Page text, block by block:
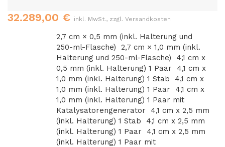
32.289,00 € inkl. MwSt., zzgl. Versandkosten
2,7 cm × 0,5 mm (inkl. Halterung und
250-ml-Flasche)
2,7 cm × 1,0 mm (inkl.
Halterung und 250-ml-Flasche)
4,1 cm x
0,5 mm (inkl. Halterung) 1 Paar
4,1 cm x
1,0 mm (inkl. Halterung) 1 Stab
4,1 cm x
1,0 mm (inkl. Halterung) 1 Paar
4,1 cm x
1,0 mm (inkl. Halterung) 1 Paar mit
Katalysatorengenerator
4,1 cm x 2,5 mm
(inkl. Halterung) 1 Stab
4,1 cm x 2,5 mm
(inkl. Halterung) 1 Paar
4,1 cm x 2,5 mm
(inkl. Halterung) 1 Paar mit